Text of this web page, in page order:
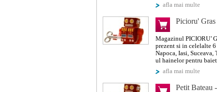
afla mai multe
Picioru'
Magazinul PICIORU’
prezent si in celelalte
Napoca, Iasi,
ul hainelor pentru
afla mai multe
Petit Bateau